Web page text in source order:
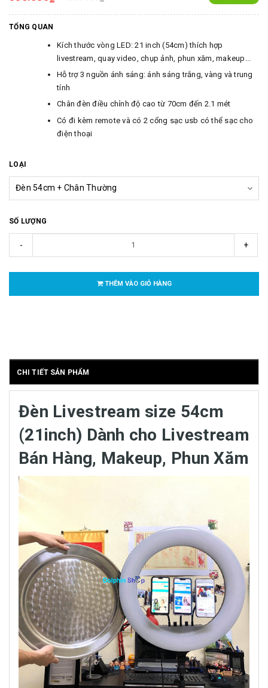
TỔNG QUAN
Kích thước vòng LED: 21 inch (54cm) thích hợp
livestream, quay video, chụp ảnh, phun xăm, makeup...
Hỗ trợ 3 nguồn ánh sáng: ánh sáng trắng, vàng và trung
tính
Chân đèn điều chỉnh độ cao từ 70cm đến 2.1 mét
Có đi kèm remote và có 2 cổng sạc usb có thể sạc cho
điện thoại
LOẠI
SỐ LƯỢNG
- +
THÊM VÀO GIỎ HÀNG
CHI TIẾT SẢN PHẨM
Đèn Livestream size 54cm
(21inch) Dành cho Livestream
Bán Hàng, Makeup, Phun Xăm